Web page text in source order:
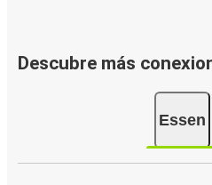
Descubre más
Essen